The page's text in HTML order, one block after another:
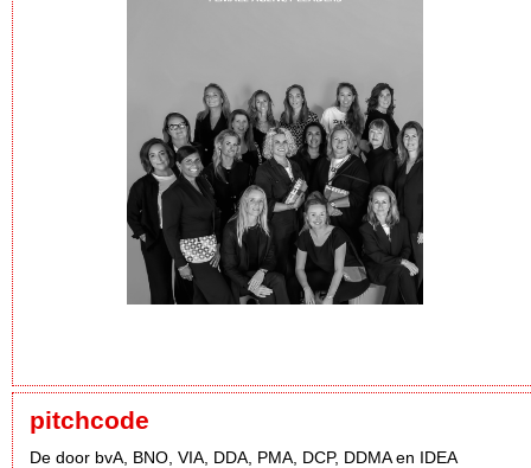
pitchcode
De door bvA, BNO, VIA, DDA, PMA, DCP, DDMA en IDEA